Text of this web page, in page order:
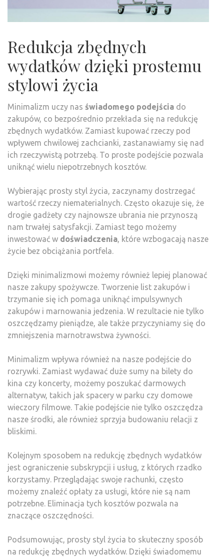
Redukcja zbędnych
wydatków dzięki prostemu
stylowi życia
Minimalizm uczy nas świadomego podejścia do
zakupów, co bezpośrednio przekłada się na redukcję
zbędnych wydatków. Zamiast kupować rzeczy pod
wpływem chwilowej zachcianki, zastanawiamy się nad
ich rzeczywistą potrzebą. To proste podejście pozwala
uniknąć wielu niepotrzebnych kosztów.
Wybierając prosty styl życia, zaczynamy dostrzegać
wartość rzeczy niematerialnych. Często okazuje się, że
drogie gadżety czy najnowsze ubrania nie przynoszą
nam trwałej satysfakcji. Zamiast tego możemy
inwestować w doświadczenia, które wzbogacają nasze
życie bez obciążania portfela.
Dzięki minimalizmowi możemy również lepiej planować
nasze zakupy spożywcze. Tworzenie list zakupów i
trzymanie się ich pomaga uniknąć impulsywnych
zakupów i marnowania jedzenia. W rezultacie nie tylko
oszczędzamy pieniądze, ale także przyczyniamy się do
zmniejszenia marnotrawstwa żywności.
Minimalizm wpływa również na nasze podejście do
rozrywki. Zamiast wydawać duże sumy na bilety do
kina czy koncerty, możemy poszukać darmowych
alternatyw, takich jak spacery w parku czy domowe
wieczory filmowe. Takie podejście nie tylko oszczędza
nasze środki, ale również sprzyja budowaniu relacji z
bliskimi.
Kolejnym sposobem na redukcję zbędnych wydatków
jest ograniczenie subskrypcji i usług, z których rzadko
korzystamy. Przeglądając swoje rachunki, często
możemy znaleźć opłaty za usługi, które nie są nam
potrzebne. Eliminacja tych kosztów pozwala na
znaczące oszczędności.
Podsumowując, prosty styl życia to skuteczny sposób
na redukcję zbędnych wydatków. Dzięki świadomemu